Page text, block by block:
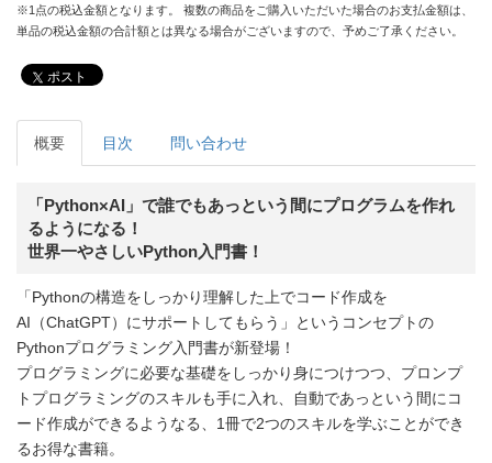
※1点の税込金額となります。 複数の商品をご購入いただいた場合のお支払金額は、
単品の税込金額の合計額とは異なる場合がございますので、予めご了承ください。
ポスト
概要 目次 問い合わせ
「Python×AI」で誰でもあっという間にプログラムを作れ
るようになる！
世界一やさしいPython入門書！
「Pythonの構造をしっかり理解した上でコード作成を
AI（ChatGPT）にサポートしてもらう」というコンセプトの
Pythonプログラミング入門書が新登場！
プログラミングに必要な基礎をしっかり身につけつつ、プロンプ
トプログラミングのスキルも手に入れ、自動であっという間にコ
ード作成ができるようなる、1冊で2つのスキルを学ぶことができ
るお得な書籍。